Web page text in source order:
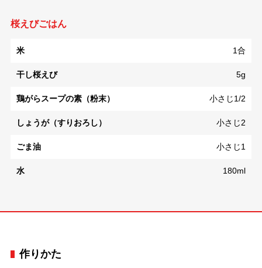
桜えびごはん
米 1合
干し桜えび 5g
鶏がらスープの素（粉末） 小さじ1/2
しょうが（すりおろし） 小さじ2
ごま油 小さじ1
水 180ml
作りかた